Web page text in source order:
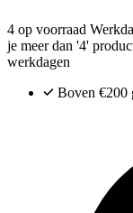
4 op voorraad
je meer dan '4'
werkdagen
Boven €200